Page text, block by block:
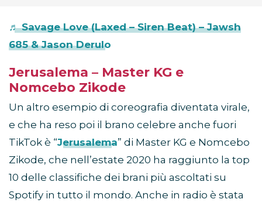
♬ Savage Love (Laxed – Siren Beat) – Jawsh
685 & Jason Derulo
Jerusalema – Master KG e
Nomcebo Zikode
Un altro esempio di coreografia diventata virale,
e che ha reso poi il brano celebre anche fuori
TikTok è “Jerusalema” di Master KG e Nomcebo
Zikode, che nell’estate 2020 ha raggiunto la top
10 delle classifiche dei brani più ascoltati su
Spotify in tutto il mondo. Anche in radio è stata